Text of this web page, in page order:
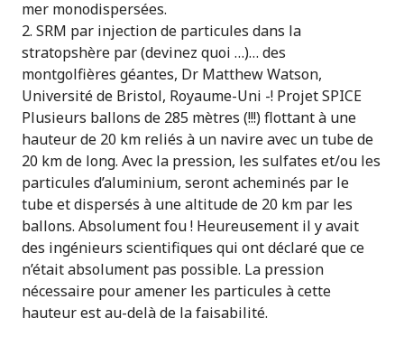
mer monodispersées.
2. SRM par injection de particules dans la
stratopshère par (devinez quoi …)… des
montgolfières géantes, Dr Matthew Watson,
Université de Bristol, Royaume-Uni -! Projet SPICE
Plusieurs ballons de 285 mètres (!!!) flottant à une
hauteur de 20 km reliés à un navire avec un tube de
20 km de long. Avec la pression, les sulfates et/ou les
particules d’aluminium, seront acheminés par le
tube et dispersés à une altitude de 20 km par les
ballons. Absolument fou ! Heureusement il y avait
des ingénieurs scientifiques qui ont déclaré que ce
n’était absolument pas possible. La pression
nécessaire pour amener les particules à cette
hauteur est au-delà de la faisabilité.